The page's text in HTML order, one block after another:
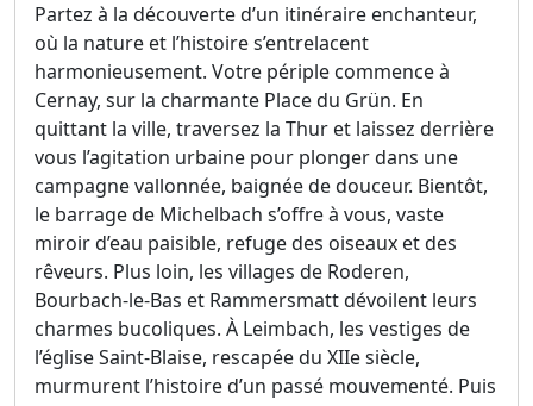
Partez à la découverte d’un itinéraire enchanteur,
où la nature et l’histoire s’entrelacent
harmonieusement. Votre périple commence à
Cernay, sur la charmante Place du Grün. En
quittant la ville, traversez la Thur et laissez derrière
vous l’agitation urbaine pour plonger dans une
campagne vallonnée, baignée de douceur. Bientôt,
le barrage de Michelbach s’offre à vous, vaste
miroir d’eau paisible, refuge des oiseaux et des
rêveurs. Plus loin, les villages de Roderen,
Bourbach-le-Bas et Rammersmatt dévoilent leurs
charmes bucoliques. À Leimbach, les vestiges de
l’église Saint-Blaise, rescapée du XIIe siècle,
murmurent l’histoire d’un passé mouvementé. Puis